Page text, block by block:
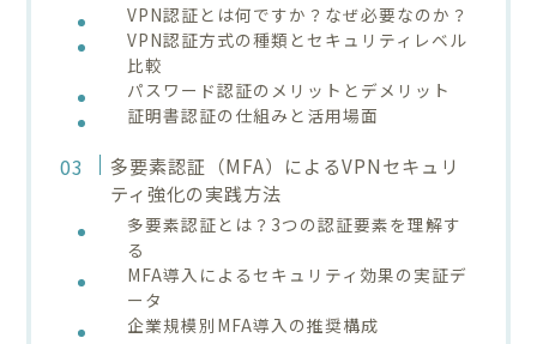
VPN認証とは何ですか？なぜ必要なのか？
VPN認証方式の種類とセキュリティレベル
比較
パスワード認証のメリットとデメリット
証明書認証の仕組みと活用場面
多要素認証（MFA）によるVPNセキュリ
ティ強化の実践方法
多要素認証とは？3つの認証要素を理解す
る
MFA導入によるセキュリティ効果の実証デ
ータ
企業規模別MFA導入の推奨構成